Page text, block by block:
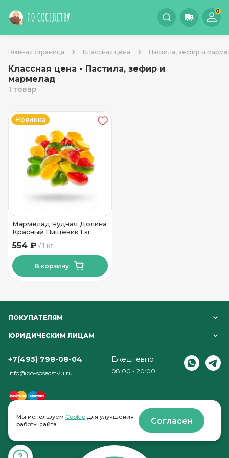
0
Главная страница Классная цена Пастила, зефир и
Классная цена - Пастила, зефир и
мармелад
1 товар
Новинка
Мармелад Чудная Долина
Красный Пищевик 1 кг
1 кг
554 ₽
В корзину
ПОКУПАТЕЛЯМ
ЮРИДИЧЕСКИМ ЛИЦАМ
+7(495) 798-08-04
info@po-sosedstvu.ru
Ежедневно
08:00 - 20:00
© 2022-2026 . По соседству
Мы используем Cookie для улучшения
работы сайта.
Согласен